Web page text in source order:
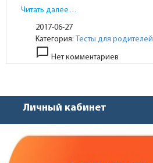
Читать далее…
2017-06-27
Категория: Тесты для родителей
chat_bubble_outline Нет комментариев
Личный кабинет